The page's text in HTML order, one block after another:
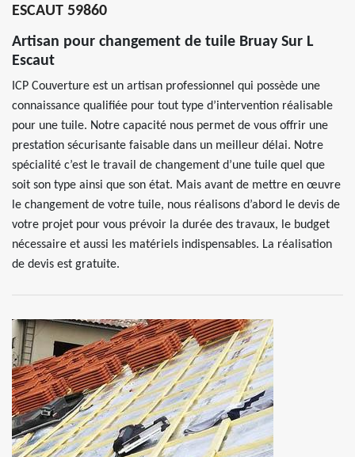
ESCAUT 59860
Artisan pour changement de tuile Bruay Sur L
Escaut
ICP Couverture est un artisan professionnel qui possède une
connaissance qualifiée pour tout type d’intervention réalisable
pour une tuile. Notre capacité nous permet de vous offrir une
prestation sécurisante faisable dans un meilleur délai. Notre
spécialité c’est le travail de changement d’une tuile quel que
soit son type ainsi que son état. Mais avant de mettre en œuvre
le changement de votre tuile, nous réalisons d’abord le devis de
votre projet pour vous prévoir la durée des travaux, le budget
nécessaire et aussi les matériels indispensables. La réalisation
de devis est gratuite.